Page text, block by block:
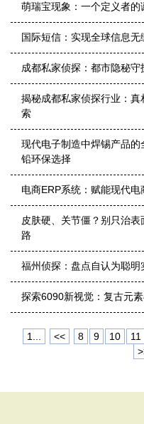
萌瑞宝现象：一个定义者
国际短信：实现全球信息无
成都私家侦探：都市隐秘
揭秘成都私家侦探行业：
索
现代电子制造中焊锡产品
铅环保选择
电商ERP系统：赋能现代
皮肤硬、关节僵？别只治
路
福州侦探：盘点自认为聪明
探索6090新视觉：复古元
1... << 8 9 10 11